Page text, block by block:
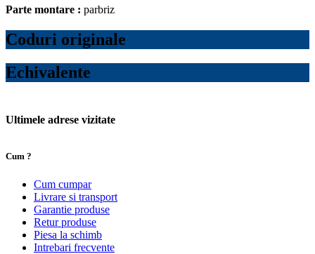
Parte montare : parbriz
Coduri originale
Echivalente
Ultimele adrese vizitate
Cum ?
Cum cumpar
Livrare si transport
Garantie produse
Retur produse
Piesa la schimb
Intrebari frecvente